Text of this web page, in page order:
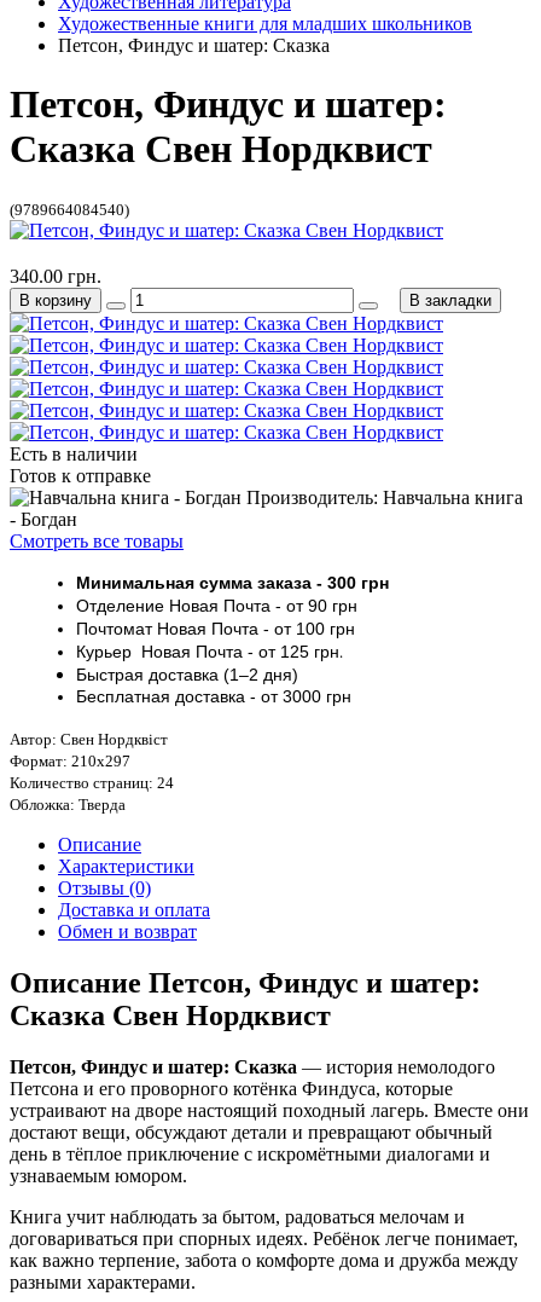
Художественные книги для младших школьников
Петсон, Финдус и шатер: Сказка
Петсон, Финдус и шатер:
Сказка Свен Нордквист
(9789664084540)
Есть в наличии
Готов к отправке
Производитель: Навчальна книга
- Богдан
Смотреть все товары
Минимальная сумма заказа - 300 грн
Отделение Новая Почта - от 90 грн
ПочтоматНовая Почта - от 100 грн
Курьер Новая Почта - от 125 грн.
Быстрая доставка (1–2 дня)
Бесплатная доставка - от 3000 грн
Автор: Свен Нордквіст
Формат: 210х297
Количество страниц: 24
Обложка: Тверда
340.00 грн.
В корзину В закладки
Описание
Характеристики
Отзывы (0)
Доставка и оплата
Обмен и возврат
Описание Петсон, Финдус и шатер:
Сказка Свен Нордквист
Петсон, Финдус и шатер: Сказка — история немолодого
Петсона и его проворного котёнка Финдуса, которые
устраивают на дворе настоящий походный лагерь. Вместе они
достают вещи, обсуждают детали и превращают обычный
день в тёплое приключение с искромётными диалогами и
узнаваемым юмором.
Книга учит наблюдать за бытом, радоваться мелочам и
договариваться при спорных идеях. Ребёнок легче понимает,
как важно терпение, забота о комфорте дома и дружба между
разными характерами.